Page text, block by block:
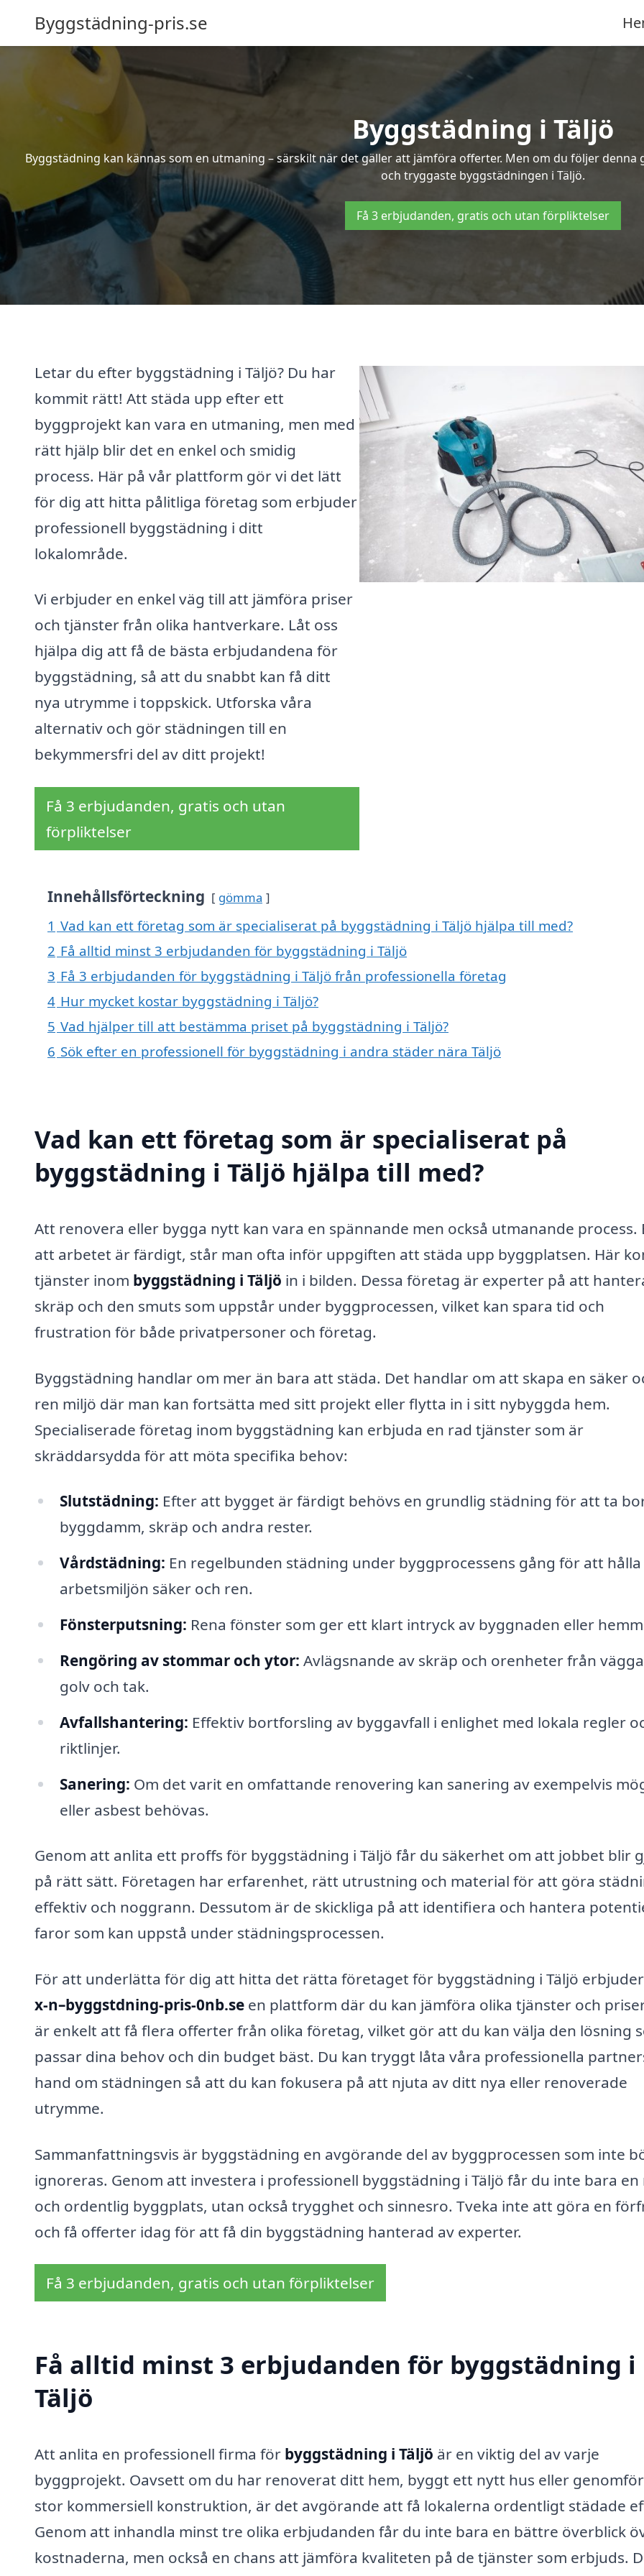
Byggstädning-pris.se
Byggstädning i Täljö
Byggstädning kan kännas som en utmaning – särskilt när det gäller att jämföra offerter. Men om du följer
och tryggaste byggstädningen i Täljö.
Få 3 erbjudanden, gratis och utan förpliktelser
Letar du efter byggstädning i Täljö? Du har
kommit rätt! Att städa upp efter ett
byggprojekt kan vara en utmaning, men med
rätt hjälp blir det en enkel och smidig
process. Här på vår plattform gör vi det lätt
för dig att hitta pålitliga företag som erbjuder
professionell byggstädning i ditt
lokalområde.
Vi erbjuder en enkel väg till att jämföra priser
och tjänster från olika hantverkare. Låt oss
hjälpa dig att få de bästa erbjudandena för
byggstädning, så att du snabbt kan få ditt
nya utrymme i toppskick. Utforska våra
alternativ och gör städningen till en
bekymmersfri del av ditt projekt!
Få 3 erbjudanden, gratis och utan
förpliktelser
Innehållsförteckning gömma
1 Vad kan ett företag som är specialiserat på byggstädning i Täljö hjälpa till med?
2 Få alltid minst 3 erbjudanden för byggstädning i Täljö
3 Få 3 erbjudanden för byggstädning i Täljö från professionella företag
4 Hur mycket kostar byggstädning i Täljö?
5 Vad hjälper till att bestämma priset på byggstädning i Täljö?
6 Sök efter en professionell för byggstädning i andra städer nära Täljö
Vad kan ett företag som är specialiserat på
byggstädning i Täljö hjälpa till med?
Att renovera eller bygga nytt kan vara en spännande men också utmanande process.
att arbetet är färdigt, står man ofta inför uppgiften att städa upp byggplatsen. Här
tjänster inom byggstädning i Täljö in i bilden. Dessa företag är experter på att
skräp och den smuts som uppstår under byggprocessen, vilket kan spara tid och
frustration för både privatpersoner och företag.
Byggstädning handlar om mer än bara att städa. Det handlar om att skapa en säker
ren miljö där man kan fortsätta med sitt projekt eller flytta in i sitt nybyggda hem.
Specialiserade företag inom byggstädning kan erbjuda en rad tjänster som är
skräddarsydda för att möta specifika behov:
Slutstädning: Efter att bygget är färdigt behövs en grundlig städning för att ta
byggdamm, skräp och andra rester.
Vårdstädning: En regelbunden städning under byggprocessens gång för att hålla
arbetsmiljön säker och ren.
Fönsterputsning: Rena fönster som ger ett klart intryck av byggnaden eller
Rengöring av stommar och ytor: Avlägsnande av skräp och orenheter från
golv och tak.
Avfallshantering: Effektiv bortforsling av byggavfall i enlighet med lokala regler
riktlinjer.
Sanering: Om det varit en omfattande renovering kan sanering av exempelvis
eller asbest behövas.
Genom att anlita ett proffs för byggstädning i Täljö får du säkerhet om att jobbet blir
på rätt sätt. Företagen har erfarenhet, rätt utrustning och material för att göra
effektiv och noggrann. Dessutom är de skickliga på att identifiera och hantera
faror som kan uppstå under städningsprocessen.
För att underlätta för dig att hitta det rätta företaget för byggstädning i Täljö
x-n–byggstdning-pris-0nb.se en plattform där du kan jämföra olika tjänster och
är enkelt att få flera offerter från olika företag, vilket gör att du kan välja den lösning
passar dina behov och din budget bäst. Du kan tryggt låta våra professionella
hand om städningen så att du kan fokusera på att njuta av ditt nya eller renoverade
utrymme.
Sammanfattningsvis är byggstädning en avgörande del av byggprocessen som inte
ignoreras. Genom att investera i professionell byggstädning i Täljö får du inte bara en
och ordentlig byggplats, utan också trygghet och sinnesro. Tveka inte att göra en
och få offerter idag för att få din byggstädning hanterad av experter.
Få 3 erbjudanden, gratis och utan förpliktelser
Få alltid minst 3 erbjudanden för byggstädning i
Täljö
Att anlita en professionell firma för byggstädning i Täljö är en viktig del av varje
byggprojekt. Oavsett om du har renoverat ditt hem, byggt ett nytt hus eller
stor kommersiell konstruktion, är det avgörande att få lokalerna ordentligt städade
Genom att inhandla minst tre olika erbjudanden får du inte bara en bättre överblick
kostnaderna, men också en chans att jämföra kvaliteten på de tjänster som erbjuds.